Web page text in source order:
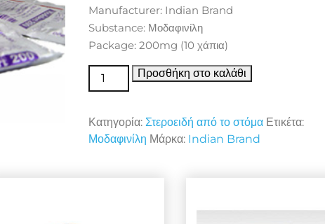
Manufacturer: Indian Brand
Substance: Μοδαφινίλη
Package: 200mg (10 χάπια)
Στεροειδή από το στόμα Modalert 200
Προσθήκη στο καλάθι
Κατηγορία: Στεροειδή από το στόμα Ετικέτα:
Μοδαφινίλη Μάρκα: Indian Brand